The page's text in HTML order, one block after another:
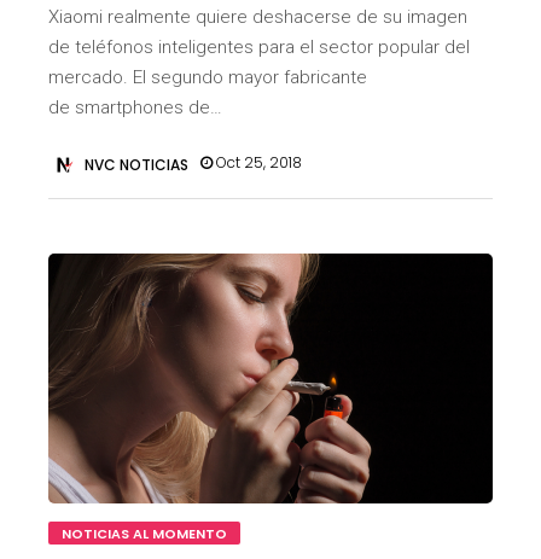
Xiaomi realmente quiere deshacerse de su imagen
de teléfonos inteligentes para el sector popular del
mercado. El segundo mayor fabricante
de smartphones de…
NVC NOTICIAS Oct 25, 2018
NOTICIAS AL MOMENTO